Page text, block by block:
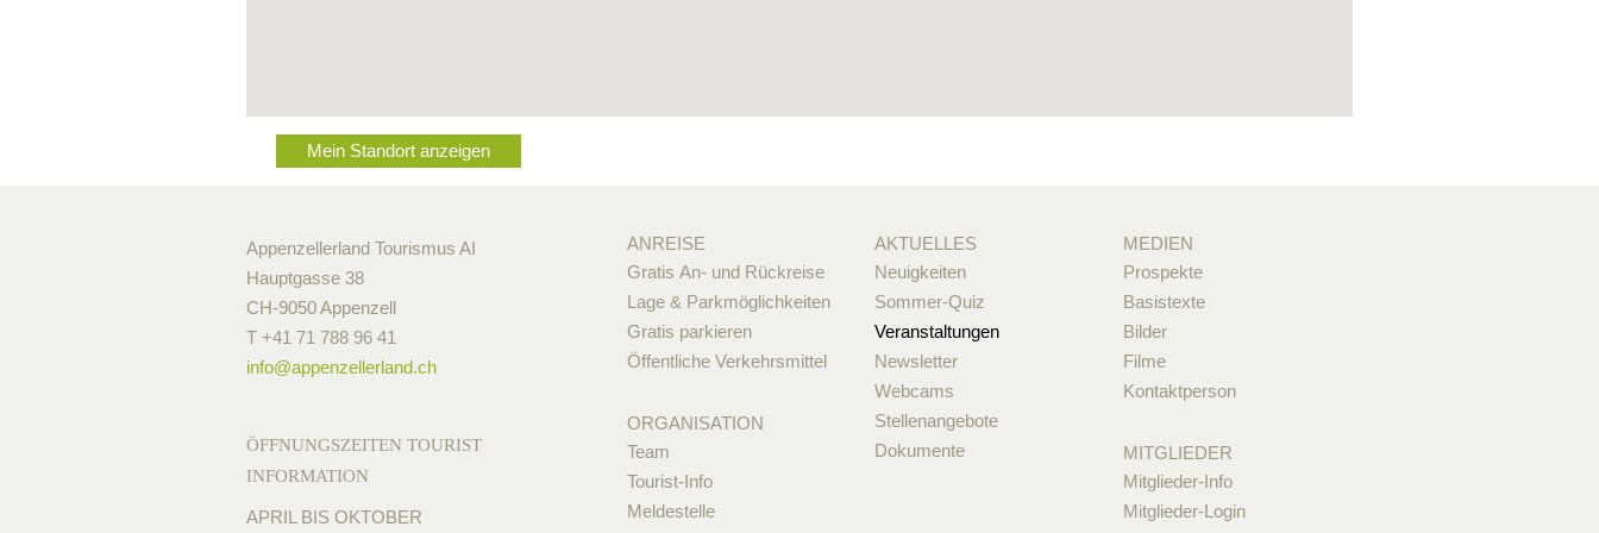
Mein Standort anzeigen
Appenzellerland Tourismus AI
Hauptgasse 38
CH-9050 Appenzell
T +41 71 788 96 41
info@appenzellerland.ch
ÖFFNUNGSZEITEN TOURIST
INFORMATION
APRIL BIS OKTOBER
ANREISE
Gratis An- und Rückreise
Lage & Parkmöglichkeiten
Gratis parkieren
Öffentliche Verkehrsmittel
ORGANISATION
Team
Tourist-Info
Meldestelle
AKTUELLES
Neuigkeiten
Sommer-Quiz
Veranstaltungen
Newsletter
Webcams
Stellenangebote
Dokumente
MEDIEN
Prospekte
Basistexte
Bilder
Filme
Kontaktperson
MITGLIEDER
Mitglieder-Info
Mitglieder-Login